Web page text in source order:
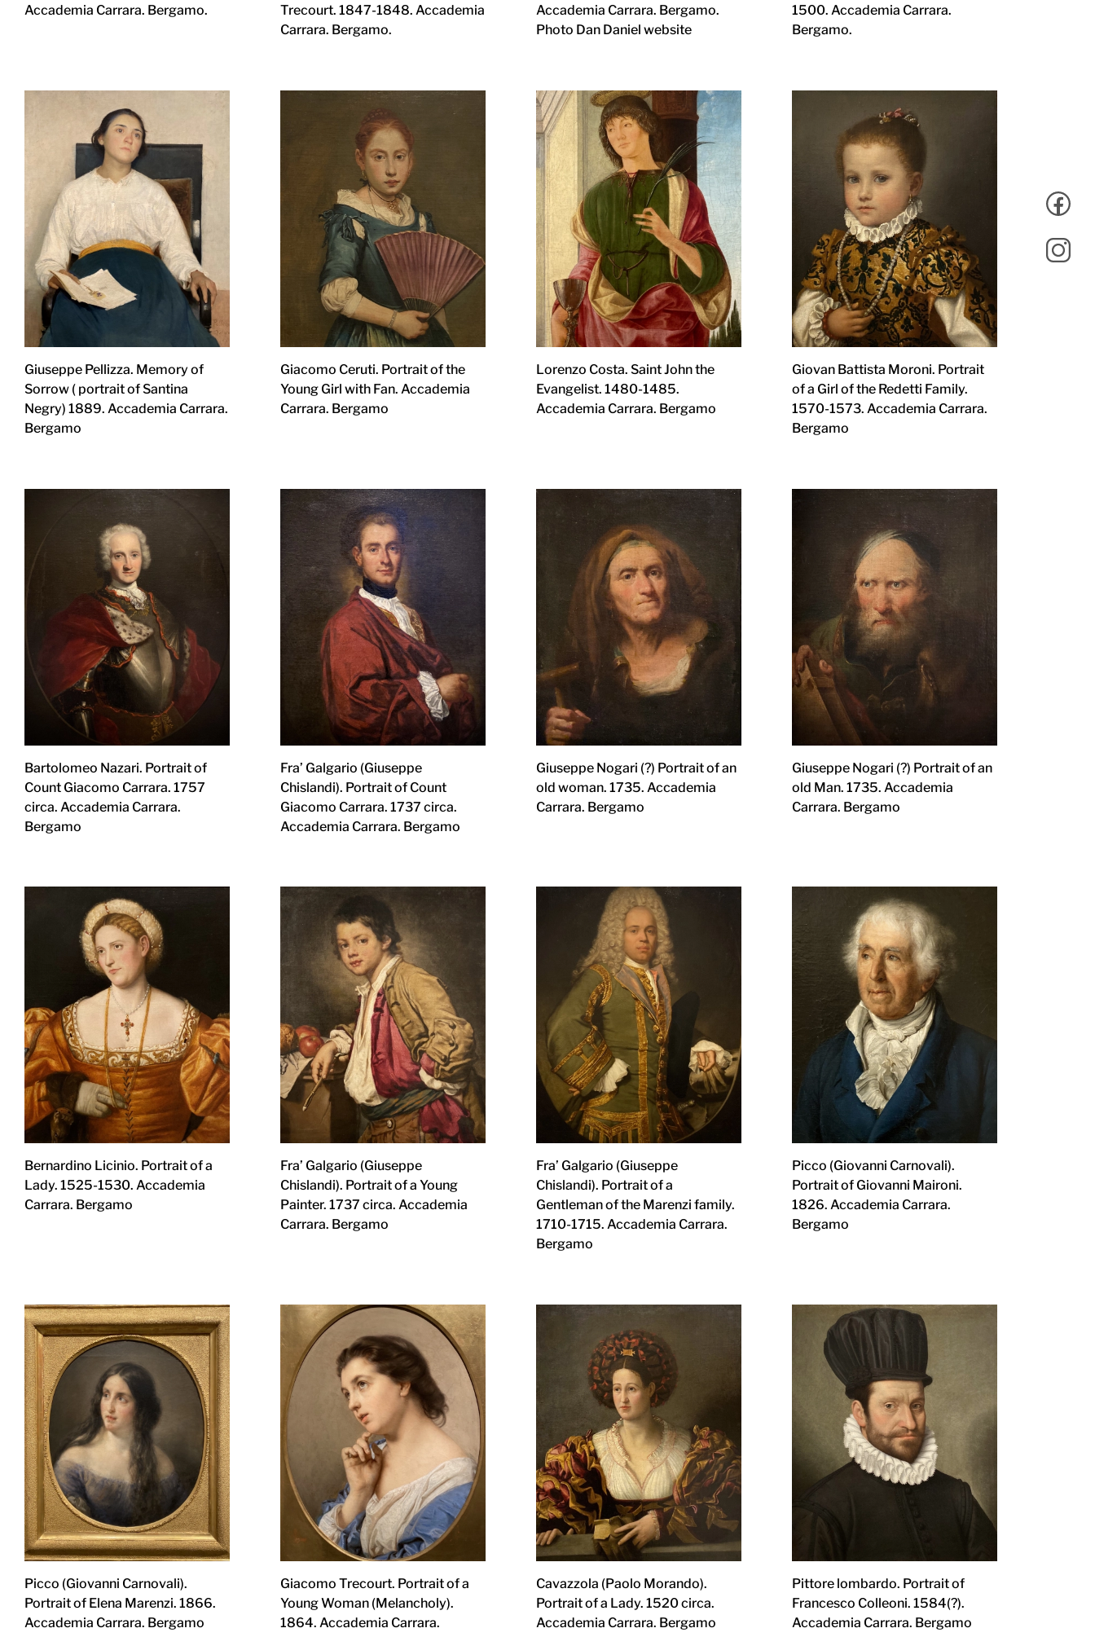
Accademia Carrara. Bergamo.
Trecourt. 1847-1848. Accademia
Carrara. Bergamo.
Accademia Carrara. Bergamo.
Photo Dan Daniel website
1500. Accademia Carrara.
Bergamo.
Giuseppe Pellizza. Memory of
Sorrow ( portrait of Santina
Negry) 1889. Accademia Carrara.
Bergamo
Giacomo Ceruti. Portrait of the
Young Girl with Fan. Accademia
Carrara. Bergamo
Lorenzo Costa. Saint John the
Evangelist. 1480-1485.
Accademia Carrara. Bergamo
Giovan Battista Moroni. Portrait
of a Girl of the Redetti Family.
1570-1573. Accademia Carrara.
Bergamo
Bartolomeo Nazari. Portrait of
Count Giacomo Carrara. 1757
circa. Accademia Carrara.
Bergamo
Fra’ Galgario (Giuseppe
Chislandi). Portrait of Count
Giacomo Carrara. 1737 circa.
Accademia Carrara. Bergamo
Giuseppe Nogari (?) Portrait of an
old woman. 1735. Accademia
Carrara. Bergamo
Giuseppe Nogari (?) Portrait of an
old Man. 1735. Accademia
Carrara. Bergamo
Bernardino Licinio. Portrait of a
Lady. 1525-1530. Accademia
Carrara. Bergamo
Fra’ Galgario (Giuseppe
Chislandi). Portrait of a Young
Painter. 1737 circa. Accademia
Carrara. Bergamo
Fra’ Galgario (Giuseppe
Chislandi). Portrait of a
Gentleman of the Marenzi family.
1710-1715. Accademia Carrara.
Bergamo
Picco (Giovanni Carnovali).
Portrait of Giovanni Maironi.
1826. Accademia Carrara.
Bergamo
Picco (Giovanni Carnovali).
Portrait of Elena Marenzi. 1866.
Accademia Carrara. Bergamo
Giacomo Trecourt. Portrait of a
Young Woman (Melancholy).
1864. Accademia Carrara.
Cavazzola (Paolo Morando).
Portrait of a Lady. 1520 circa.
Accademia Carrara. Bergamo
Pittore lombardo. Portrait of
Francesco Colleoni. 1584(?).
Accademia Carrara. Bergamo